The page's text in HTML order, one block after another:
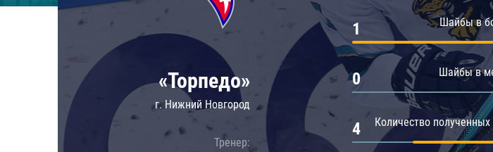
Локомотив
Северсталь
Шанхайские Драконы
Салават Юлаев
Сибирь
«Торпедо»
г. Нижний Новгород
Тренер:
Шайбы в
1
Шайбы в
0
Количество
4